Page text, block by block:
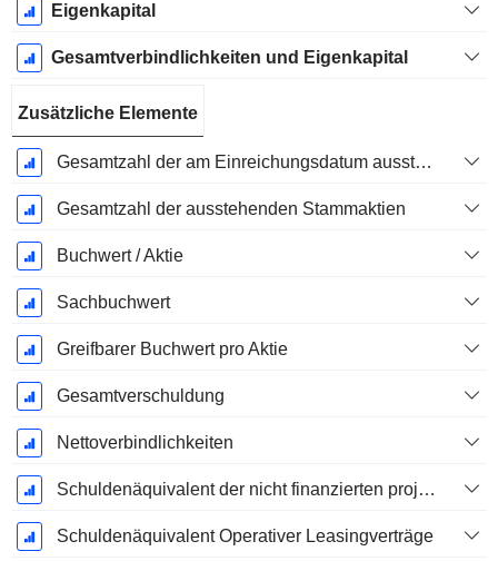
Eigenkapital
Gesamtverbindlichkeiten und Eigenkapital
Zusätzliche Elemente
Gesamtzahl der am Einreichungsdatum ausstehenden Aktien
Gesamtzahl der ausstehenden Stammaktien
Buchwert / Aktie
Sachbuchwert
Greifbarer Buchwert pro Aktie
Gesamtverschuldung
Nettoverbindlichkeiten
Schuldenäquivalent der nicht finanzierten projizierten Leistungspflicht
Schuldenäquivalent Operativer Leasingverträge